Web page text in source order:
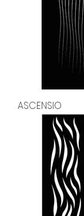
ASCENSIO